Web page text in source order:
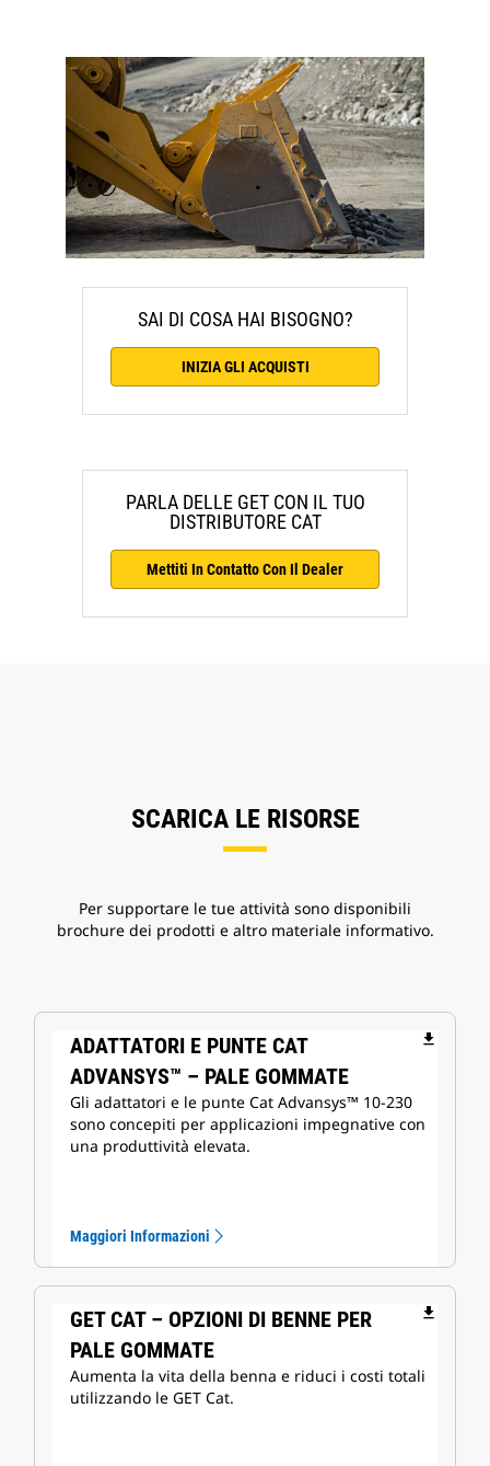
SAI DI COSA HAI BISOGNO?
INIZIA GLI ACQUISTI
PARLA DELLE GET CON IL TUO
DISTRIBUTORE CAT
Mettiti In Contatto Con Il Dealer
SCARICA LE RISORSE
Per supportare le tue attività sono disponibili
brochure dei prodotti e altro materiale informativo.
ADATTATORI E PUNTE CAT
ADVANSYS™ – PALE GOMMATE
file_download
Gli adattatori e le punte Cat Advansys™ 10-230
sono concepiti per applicazioni impegnative con
una produttività elevata.
Maggiori Informazioni
GET CAT – OPZIONI DI BENNE PER
PALE GOMMATE
file_download
Aumenta la vita della benna e riduci i costi totali
utilizzando le GET Cat.